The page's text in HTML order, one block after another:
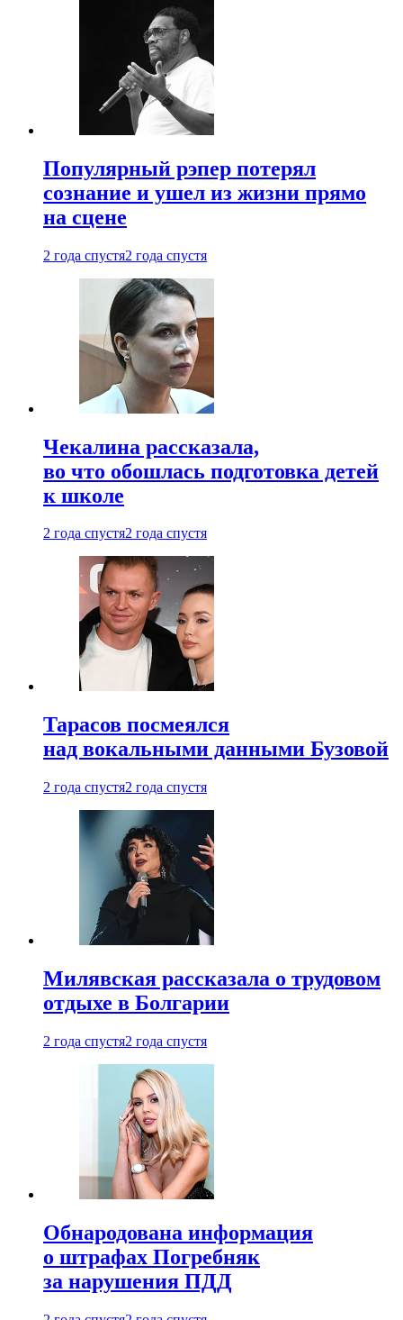
Популярный рэпер потерял
сознание и ушел из жизни прямо
на сцене
2 года спустя2 года спустя
Чекалина рассказала,
во что обошлась подготовка детей
к школе
2 года спустя2 года спустя
Тарасов посмеялся
над вокальными данными Бузовой
2 года спустя2 года спустя
Милявская рассказала о трудовом
отдыхе в Болгарии
2 года спустя2 года спустя
Обнародована информация
о штрафах Погребняк
за нарушения ПДД